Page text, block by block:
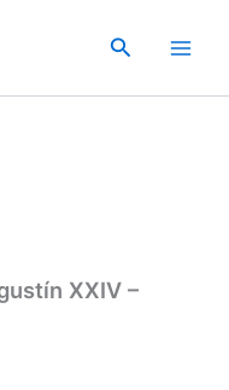
Buscar
XXIV –